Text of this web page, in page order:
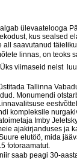
ülevaatelooga
kus sealsed
all saavutanud
linnas, on
viimaseid neist 
Tallinna
Monumendi
kompleksile
Imby
ajakirjanduses ja
elutöö, mida
fotoraamatut.
saab peagi 30-